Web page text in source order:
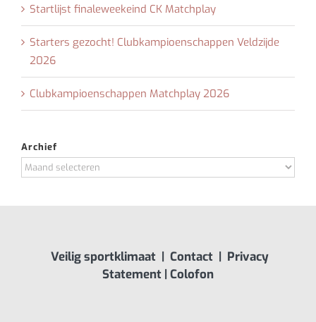
Startlijst finaleweekeind CK Matchplay
Starters gezocht! Clubkampioenschappen Veldzijde
2026
Clubkampioenschappen Matchplay 2026
Archief
Archief
Veilig sportklimaat| Contact| Privacy
Statement | Colofon